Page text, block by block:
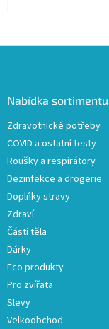
Nabídka sortimentu
Zdravotnické potřeby
COVID a ostatní testy
Roušky a respirátory
Dezinfekce a drogerie
Doplňky stravy
Zdraví
Části těla
Dárky
Eco produkty
Pro zvířata
Slevy
Velkoobchod